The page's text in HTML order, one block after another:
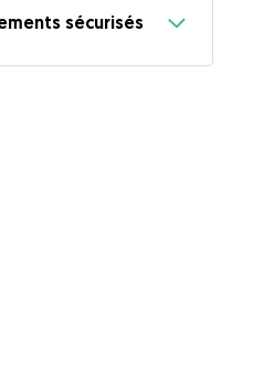
sécurisés